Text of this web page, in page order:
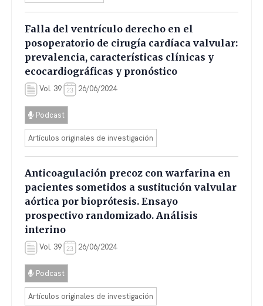
Falla del ventrículo derecho en el
posoperatorio de cirugía cardíaca valvular:
prevalencia, características clínicas y
ecocardiográficas y pronóstico
Vol. 39 26/06/2024
Podcast
Artículos originales de investigación
Anticoagulación precoz con warfarina en
pacientes sometidos a sustitución valvular
aórtica por bioprótesis. Ensayo
prospectivo randomizado. Análisis
interino
Vol. 39 26/06/2024
Podcast
Artículos originales de investigación